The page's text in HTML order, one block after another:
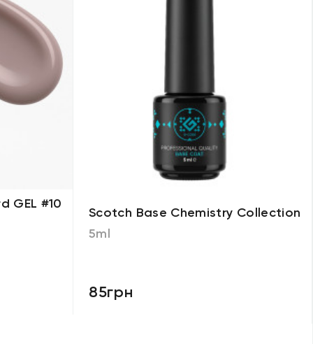
GEL #10
Scotch Base Chemistry Collection
5ml
85грн